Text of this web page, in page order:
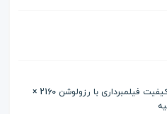
دارای لنز واید، قابلیت عکاسی HDR، کیفیت فیلمبرداری با رزولوشن 2160 ×